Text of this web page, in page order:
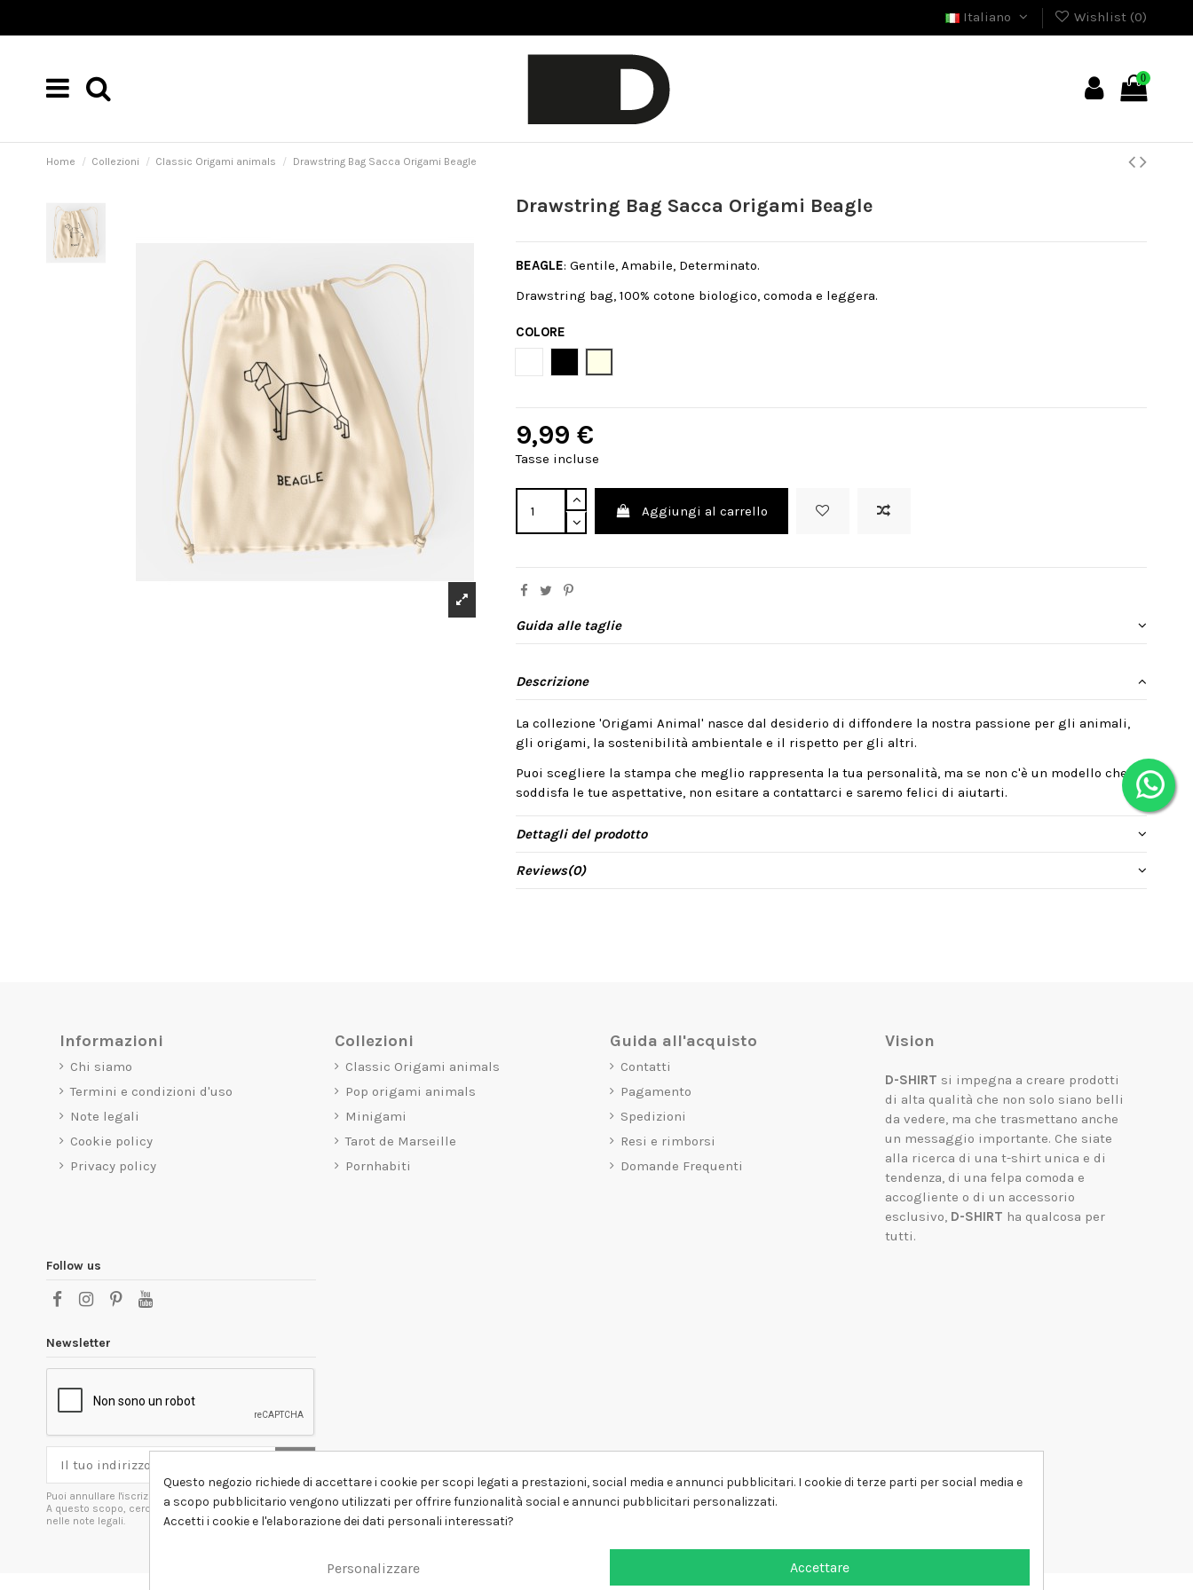
Italiano Wishlist (0)
0
Home Collezioni Classic Origami animals Drawstring Bag Sacca Origami Beagle
Drawstring Bag Sacca Origami Beagle
BEAGLE: Gentile, Amabile, Determinato.
Drawstring bag, 100% cotone biologico, comoda e leggera.
COLORE
9,99 €
Tasse incluse
Aggiungi al carrello
Guida alle taglie
Descrizione
La collezione 'Origami Animal' nasce dal desiderio di diffondere la nostra passione per gli animali,
gli origami, la sostenibilità ambientale e il rispetto per gli altri.
Puoi scegliere la stampa che meglio rappresenta la tua personalità, ma se non c'è un modello che
soddisfa le tue aspettative, non esitare a contattarci e saremo felici di aiutarti.
Dettagli del prodotto
Reviews(0)
Informazioni
Chi siamo
Termini e condizioni d'uso
Note legali
Cookie policy
Privacy policy
Collezioni
Classic Origami animals
Pop origami animals
Minigami
Tarot de Marseille
Pornhabiti
Guida all'acquisto
Contatti
Pagamento
Spedizioni
Resi e rimborsi
Domande Frequenti
Vision
D-SHIRT si impegna a creare prodotti
di alta qualità che non solo siano belli
da vedere, ma che trasmettano anche
un messaggio importante. Che siate
alla ricerca di una t-shirt unica e di
tendenza, di una felpa comoda e
accogliente o di un accessorio
esclusivo, D-SHIRT ha qualcosa per
tutti.
Follow us
Newsletter
Puoi annullare l'iscrizione in ogni momenti.
A questo scopo, cerca le info di contatto
nelle note legali.
Questo negozio richiede di accettare i cookie per scopi legati a prestazioni, social media e annunci pubblicitari. I cookie di terze parti per social media e
a scopo pubblicitario vengono utilizzati per offrire funzionalità social e annunci pubblicitari personalizzati.
Accetti i cookie e l'elaborazione dei dati personali interessati?
Accettare
Personalizzare